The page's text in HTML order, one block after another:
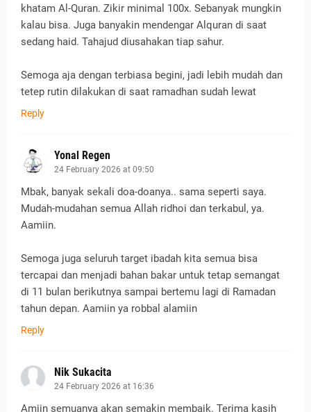
khatam Al-Quran. Zikir minimal 100x. Sebanyak mungkin
kalau bisa. Juga banyakin mendengar Alquran di saat
sedang haid. Tahajud diusahakan tiap sahur.
Semoga aja dengan terbiasa begini, jadi lebih mudah dan
tetep rutin dilakukan di saat ramadhan sudah lewat
Reply
Yonal Regen
24 February 2026 at 09:50
Mbak, banyak sekali doa-doanya.. sama seperti saya.
Mudah-mudahan semua Allah ridhoi dan terkabul, ya.
Aamiin.
Semoga juga seluruh target ibadah kita semua bisa
tercapai dan menjadi bahan bakar untuk tetap semangat
di 11 bulan berikutnya sampai bertemu lagi di Ramadan
tahun depan. Aamiin ya robbal alamiin
Reply
Nik Sukacita
24 February 2026 at 16:36
Amiin semuanya akan semakin membaik. Terima kasih